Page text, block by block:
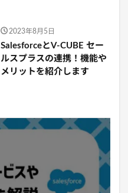
2023年8月5日
SalesforceとV-CUBE セー
ルスプラスの連携！機能や
メリットを紹介します